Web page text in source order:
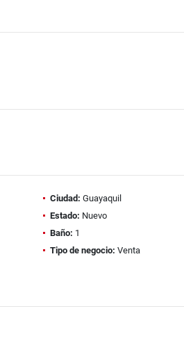
Ciudad: Guayaquil
Estado: Nuevo
Baño: 1
Tipo de negocio: Venta